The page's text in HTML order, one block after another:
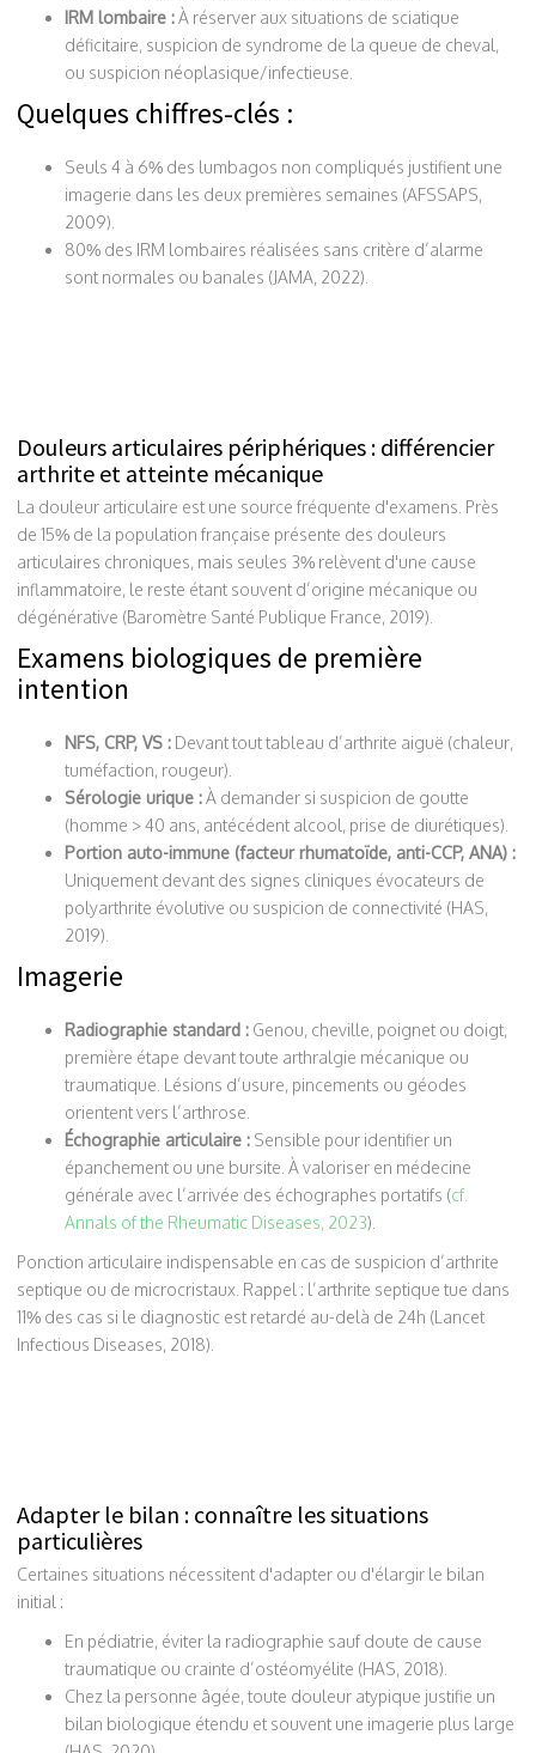
IRM lombaire :À réserver aux situations de sciatique
déficitaire, suspicion de syndrome de la queue de cheval,
ou suspicion néoplasique/infectieuse.
Quelques chiffres-clés :
Seuls 4 à 6% des lumbagos non compliqués justifient une
imagerie dans les deux premières semaines (AFSSAPS,
2009).
80% des IRM lombaires réalisées sans critère d’alarme
sont normales ou banales (JAMA, 2022).
Douleurs articulaires périphériques : différencier
arthrite et atteinte mécanique
La douleur articulaire est une source fréquente d'examens. Près
de 15% de la population française présente des douleurs
articulaires chroniques, mais seules 3% relèvent d'une cause
inflammatoire, le reste étant souvent d’origine mécanique ou
dégénérative (Baromètre Santé Publique France, 2019).
Examens biologiques de première
intention
NFS, CRP, VS : Devant tout tableau d’arthrite aiguë (chaleur,
tuméfaction, rougeur).
Sérologie urique :À demander si suspicion de goutte
(homme > 40 ans, antécédent alcool, prise de diurétiques).
Portion auto-immune (facteur rhumatoïde, anti-CCP, ANA) :
Uniquement devant des signes cliniques évocateurs de
polyarthrite évolutive ou suspicion de connectivité (HAS,
2019).
Imagerie
Radiographie standard : Genou, cheville, poignet ou doigt,
première étape devant toute arthralgie mécanique ou
traumatique. Lésions d’usure, pincements ou géodes
orientent vers l’arthrose.
Échographie articulaire : Sensible pour identifier un
épanchement ou une bursite. À valoriser en médecine
générale avec l’arrivée des échographes portatifs (cf.
Annals of the Rheumatic Diseases, 2023).
Ponction articulaire indispensable en cas de suspicion d’arthrite
septique ou de microcristaux. Rappel : l’arthrite septique tue dans
11% des cas si le diagnostic est retardé au-delà de 24h (Lancet
Infectious Diseases, 2018).
Adapter le bilan : connaître les situations
particulières
Certaines situations nécessitent d'adapter ou d'élargir le bilan
initial :
En pédiatrie, éviter la radiographie sauf doute de cause
traumatique ou crainte d’ostéomyélite (HAS, 2018).
Chez la personne âgée, toute douleur atypique justifie un
bilan biologique étendu et souvent une imagerie plus large